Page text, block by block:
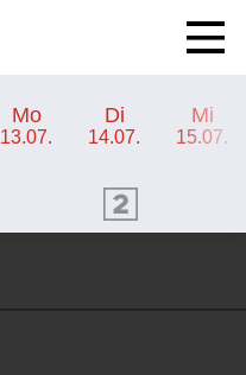
Mo
13.07.
Di
14.07.
Mi
15.07.
ORF 2 Programm